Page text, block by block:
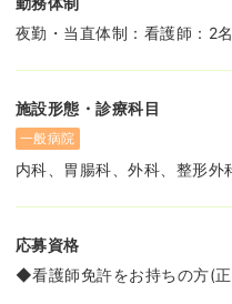
夜勤・当直体制：看護師：2
施設形態・診療科目
一般病院
内科、胃腸科、外科、整形
応募資格
◆看護師免許をお持ちの方(